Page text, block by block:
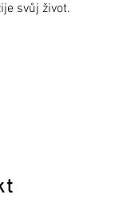
svůj život.